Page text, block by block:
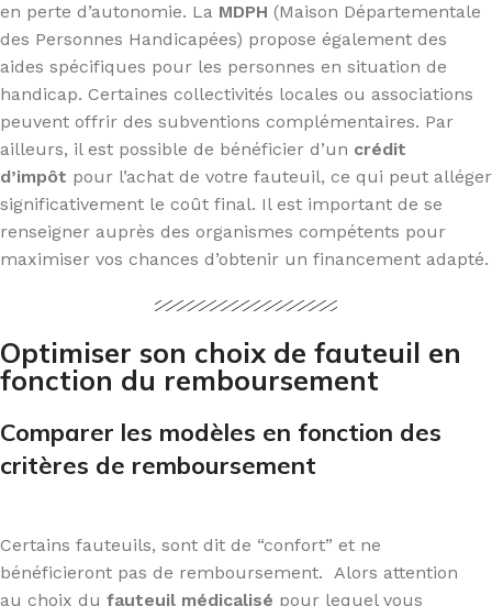
en perte d’autonomie. La MDPH (Maison Départementale
des Personnes Handicapées) propose également des
aides spécifiques pour les personnes en situation de
handicap. Certaines collectivités locales ou associations
peuvent offrir des subventions complémentaires. Par
ailleurs, il est possible de bénéficier d’un crédit
d’impôt pour l’achat de votre fauteuil, ce qui peut alléger
significativement le coût final. Il est important de se
renseigner auprès des organismes compétents pour
maximiser vos chances d’obtenir un financement adapté.
Optimiser son choix de fauteuil en
fonction du remboursement
Comparer les modèles en fonction des
critères de remboursement
Certains fauteuils, sont dit de “confort” et ne
bénéficieront pas de remboursement. Alors attention
au choix du fauteuil médicalisé pour lequel vous